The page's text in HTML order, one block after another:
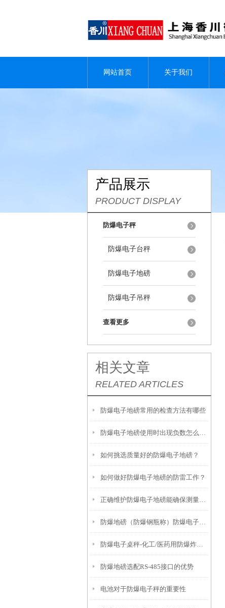
网站首页 关于我们
产品展示
PRODUCT DISPLAY
防爆电子秤
防爆电子台秤
防爆电子地磅
防爆电子吊秤
查看更多
相关文章
RELATED ARTICLES
防爆电子地磅常用的检查方法有哪些
防爆电子地磅使用时出现负数怎么解决？
如何挑选质量好的防爆电子地磅？
如何做好防爆电子地磅的防雷工作？
正确维护防爆电子地磅能确保测量结果的准确性
防爆地磅（防爆钢瓶称）防爆电子桌秤无法去皮的解决方法
防爆电子桌秤-化工/医药用防爆炸电子称产品推荐
防爆地磅选配RS-485接口的优势
电池对于防爆电子秤的重要性